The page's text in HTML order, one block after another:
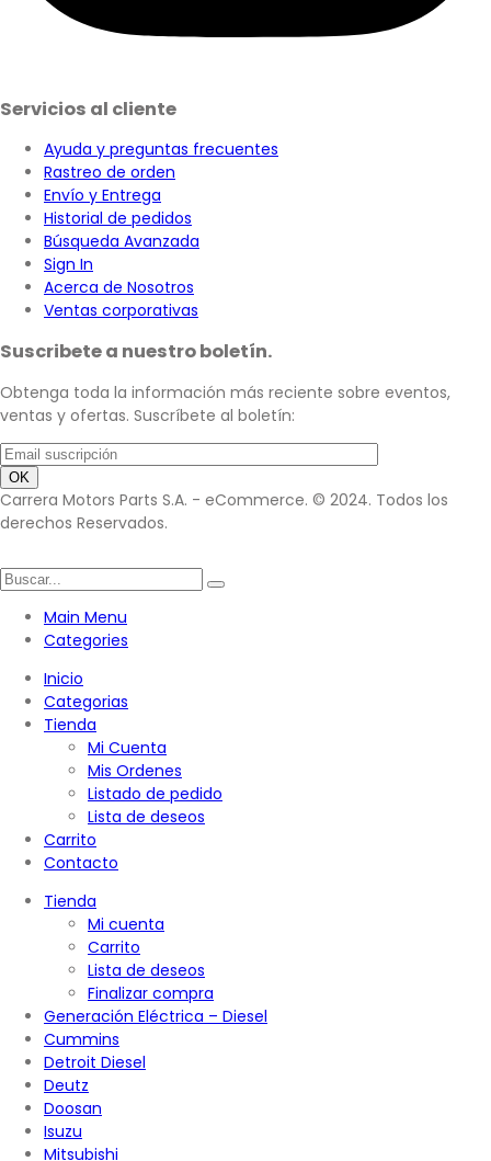
Servicios al cliente
Ayuda y preguntas frecuentes
Rastreo de orden
Envío y Entrega
Historial de pedidos
Búsqueda Avanzada
Sign In
Acerca de Nosotros
Ventas corporativas
Suscribete a nuestro boletín.
Obtenga toda la información más reciente sobre eventos,
ventas y ofertas. Suscríbete al boletín:
Carrera Motors Parts S.A. - eCommerce. © 2024. Todos los
derechos Reservados.
Main Menu
Categories
Inicio
Categorias
Tienda
Mi Cuenta
Mis Ordenes
Listado de pedido
Lista de deseos
Carrito
Contacto
Tienda
Mi cuenta
Carrito
Lista de deseos
Finalizar compra
Generación Eléctrica – Diesel
Cummins
Detroit Diesel
Deutz
Doosan
Isuzu
Mitsubishi